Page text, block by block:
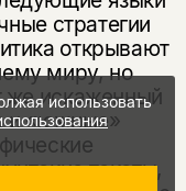
стратегии
открывают
миру, но
же искаженный
и «южные»
тексты,
использовать